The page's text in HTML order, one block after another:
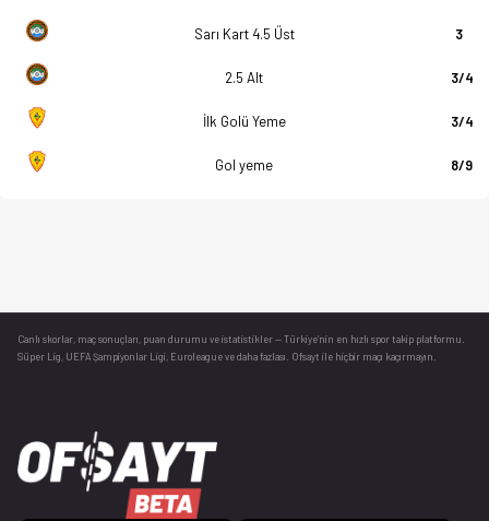
Sarı Kart 4.5 Üst 3
2.5 Alt 3/4
İlk Golü Yeme 3/4
Gol yeme 8/9
Canlı skorlar , maç sonuçları, puan durumu ve istatistikler — Türkiye’nin en hızlı spor takip platformu.
Süper Lig, UEFA Şampiyonlar Ligi, Euroleague ve daha fazlası. Ofsayt ile hiçbir maçı kaçırmayın.